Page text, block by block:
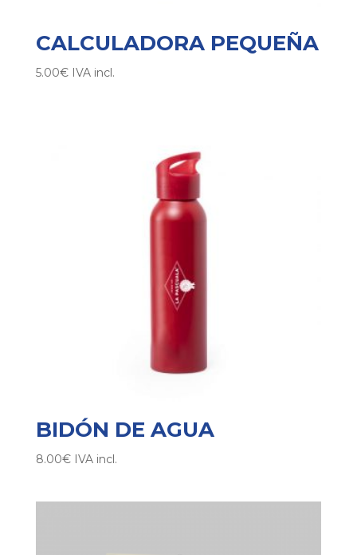
CALCULADORA PEQUEÑA
5.00€ IVA incl.
BIDÓN DE AGUA
8.00€ IVA incl.